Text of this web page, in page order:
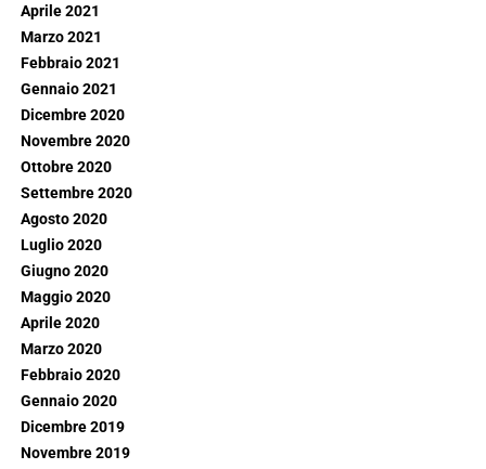
Aprile 2021
Marzo 2021
Febbraio 2021
Gennaio 2021
Dicembre 2020
Novembre 2020
Ottobre 2020
Settembre 2020
Agosto 2020
Luglio 2020
Giugno 2020
Maggio 2020
Aprile 2020
Marzo 2020
Febbraio 2020
Gennaio 2020
Dicembre 2019
Novembre 2019